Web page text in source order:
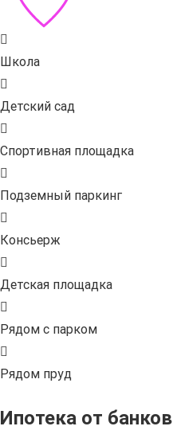
Школа
Детский сад
Спортивная площадка
Подземный паркинг
Консьерж
Детская площадка
Рядом с парком
Рядом пруд
Ипотека от банков